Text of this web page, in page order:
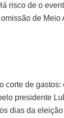
risco de o
de Meio
corte de
presidente
dias da